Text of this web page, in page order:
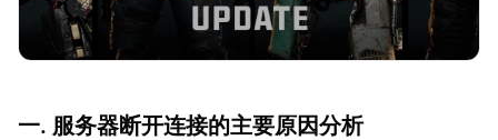
一. 服务器断开连接的主要原因分析